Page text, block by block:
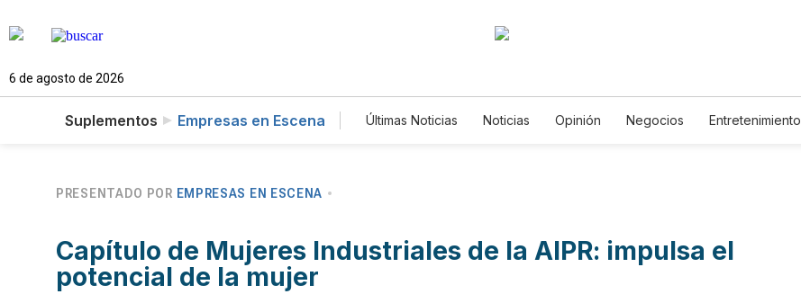
6 de agosto de 2026
Suplementos Empresas en Escena Últimas Noticias Noticias Opinión Negocios Entretenimiento
PRESENTADO POR EMPRESAS EN ESCENA
Capítulo de Mujeres Industriales de la AIPR: impulsa el
potencial de la mujer